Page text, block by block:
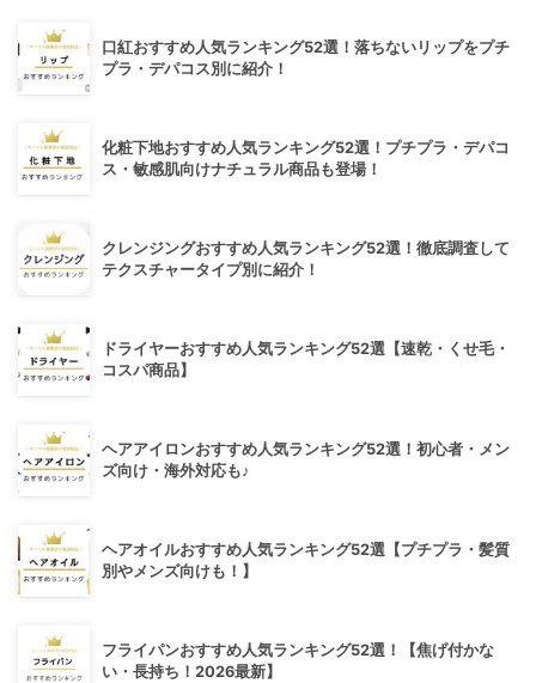
口紅おすすめ人気ランキング52選！落ちないリップをプチ
プラ・デパコス別に紹介！
化粧下地おすすめ人気ランキング52選！プチプラ・デパコ
ス・敏感肌向けナチュラル商品も登場！
クレンジングおすすめ人気ランキング52選！徹底調査して
テクスチャータイプ別に紹介！
ドライヤーおすすめ人気ランキング52選【速乾・くせ毛・
コスパ商品】
ヘアアイロンおすすめ人気ランキング52選！初心者・メン
ズ向け・海外対応も♪
ヘアオイルおすすめ人気ランキング52選【プチプラ・髪質
別やメンズ向けも！】
フライパンおすすめ人気ランキング52選！【焦げ付かな
い・長持ち！2026最新】